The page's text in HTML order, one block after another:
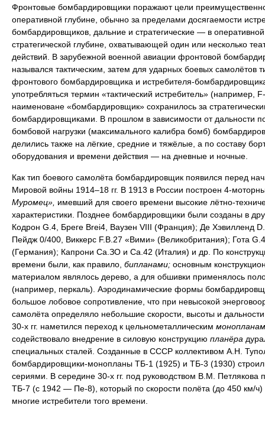
Фронтовые бомбардировщики поражают цели
оперативной глубине, обычно за пределами досягаемости
бомбардировщиков, дальние и стратегические — в
стратегической глубине, охватывающей один или несколько
действий. В зарубежной военной авиации фронтовой
назывался тактическим, затем для ударных боевых самолётов
фронтового бомбардировщика и истребителя-
употребляться термин «тактический истребитель» (например,
наименоване «бомбардировщик» сохранилось за
бомбардировщиками. В прошлом в зависимости от дальности
бомбовой нагрузки (максимального калибра бомб)
делились также на лёгкие, средние и тяжёлые, а по составу
оборудования и времени действия — на дневные и ночные.
Как тип боевого самолёта бомбардировщик появился перед
Мировой войны 1914–18 гг. В 1913 в России построен 4-
Муромец», имевший для своего времени высокие лётно-
характеристики. Позднее бомбардировщики были созданы в
Кодрон G.4, Бреге Brei4, Ваузен VIII (Франция); Де Хэвилленд
Пейдж 0/400, Виккерс F.B.27 «Вими» (Великобритания); Гота
(Германия); Капрони Са.ЗО и Са.42 (Италия) и др. По
времени были, как правило, бипланами; основным
материалом являлось дерево, а для обшивки применялось
(например, перкаль). Аэродинамические формы
большое лобовое сопротивление, что при невысокой
самолёта определяло небольшие скорости, высоты и
30-х гг. наметился переход к цельнометаллическим
содействовало внедрение в силовую конструкцию планёра
специальных сталей. Созданные в СССР коллективом А.Н.
бомбардировщики-монопланы ТБ-1 (1925) и ТБ-3 (1930)
сериями. В середине 30-х гг. под руководством В.М. Петлякова
ТБ-7 (с 1942 — Пе-8), который по скорости полёта (до 450 км/ч)
многие истребители того времени.